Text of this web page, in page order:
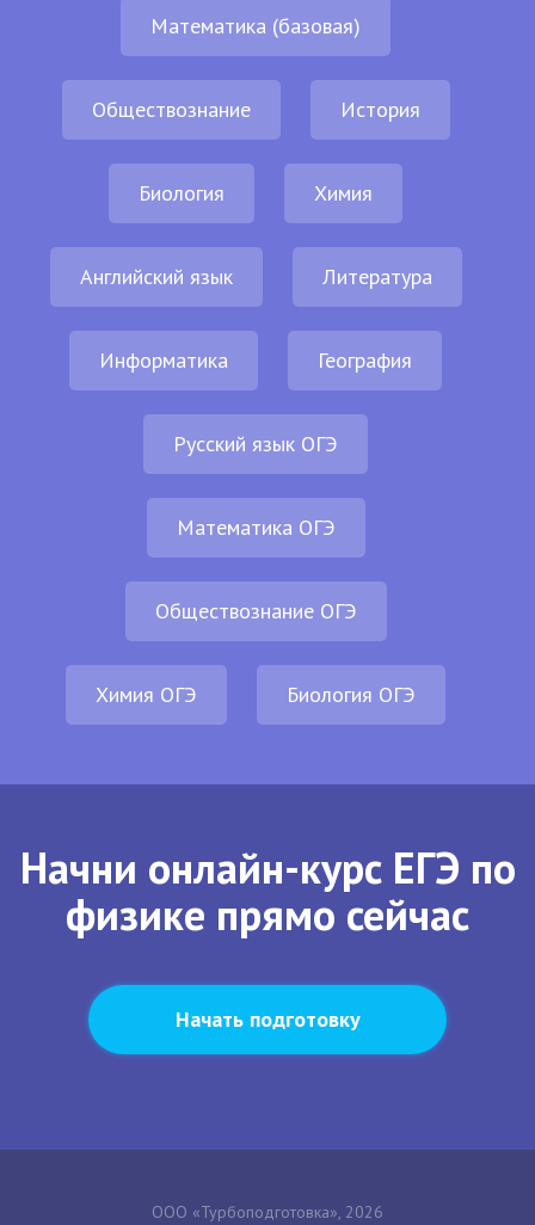
Математика (базовая)
Обществознание История
Биология Химия
Английский язык Литература
Информатика География
Русский язык ОГЭ
Математика ОГЭ
Обществознание ОГЭ
Химия ОГЭ Биология ОГЭ
Начни онлайн-курс ЕГЭ по
физике прямо сейчас
Начать подготовку
ООО «Турбоподготовка», 2026